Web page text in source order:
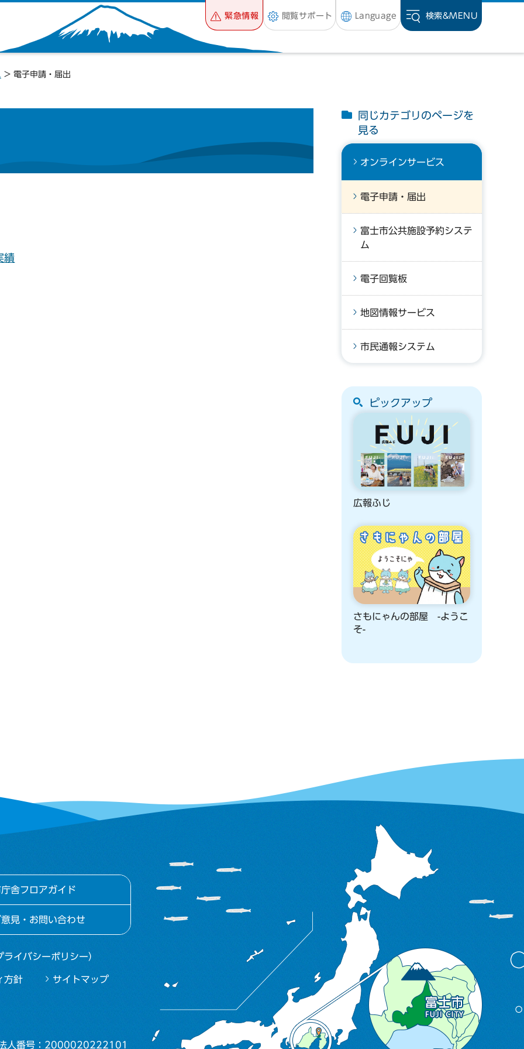
緊急情報 閲覧サポート Language 検索&MENU
> 電子申請・届出
績
同じカテゴリのページを
見る
オンラインサービス
電子申請・届出
富士市公共施設予約システ
ム
電子回覧板
地図情報サービス
市民通報システム
ピックアップ
広報ふじ
さもにゃんの部屋 -ようこ
そ-
舎フロアガイド
意見・お問い合わせ
イバシーポリシー）
方針 サイトマップ
人番号：2000020222101